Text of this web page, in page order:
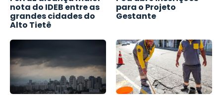
nota do IDEB entre as
grandes cidades do
Alto Tietê
para o Projeto
Gestante